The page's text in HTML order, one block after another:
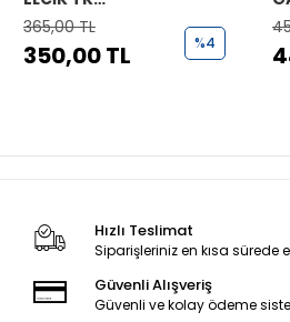
(N9221070+N9221170)
365,00 TL
350,00 TL %4
Hızlı Teslimat
Siparişleriniz en kısa sürede
Güvenli Alışveriş
Güvenli ve kolay ödeme